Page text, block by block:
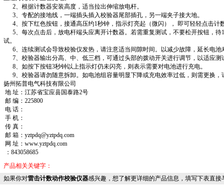
2、根据计数器安装高度，适当拉出伸缩放电杆。
3、专配的接地线，一端插头插入校验器尾部插孔，另一端夹子接大地。
4、按下红色按钮，接通高压约1秒钟，指示灯亮起（微闪）， 即可轻轻点击计
5、每次点击后，放电杆端头应离开计数器。若需重复测试，不要松开按钮，待
试。
6、连续测试会导致校验仪发热，请注意适当间隙时间。以减少故障，延长电池
7、校验器输出分高、中、低三档，可通过头部的拨动开关进行调节，以适应测
8、如按下按钮3秒钟以上指示灯仍未闪亮，则表示需要对电池进行充电。
9、校验器请勿随意拆卸。如电池组容量明显下降或充电效率过低，则需更换，
扬州拓普电气科技有限公司
地 址：江苏省宝应县国泰路2号
邮 编： 225800
电 话：
手 机：
传 真：
邮 箱：yztpdq@yztpdq.com
网 址：www.yztpdq.com
：843058685
产品相关关键字：
如果你对雷击计数动作校验仪器感兴趣，想了解更详细的产品信息，填写下表直接